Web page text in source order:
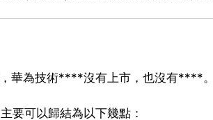
華為技術****沒有上市，也沒有****。
要可以歸結為以下幾點：